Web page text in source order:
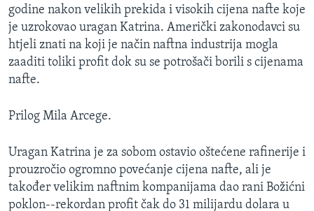
MAGAZIN
O GLASU AMERIKE
Learning English
PRATITE NAS
Jezici
godine nakon velikih prekida i visokih cijena nafte koje
je uzrokovao uragan Katrina. Američki zakonodavci su
htjeli znati na koji je način naftna industrija mogla
zaaditi toliki profit dok su se potrošači borili s cijenama
nafte.
Prilog Mila Arcege.
Uragan Katrina je za sobom ostavio oštećene rafinerije i
prouzročio ogromno povećanje cijena nafte, ali je
također velikim naftnim kompanijama dao rani Božićni
poklon--rekordan profit čak do 31 milijardu dolara u